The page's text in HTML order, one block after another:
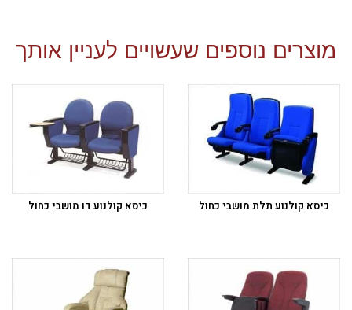
מוצרים נוספים שעשויים לעניין אותך
כיסא קולנוע תלת מושבי כחול כיסא קולנוע דו מושבי כחול